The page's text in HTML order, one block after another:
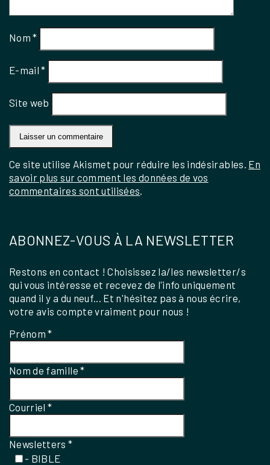
Nom*
E-mail*
Site web
Ce site utilise Akismet pour réduire les indésirables. En
savoir plus sur comment les données de vos
commentaires sont utilisées.
ABONNEZ-VOUS À LA NEWSLETTER
Restons en contact ! Choisissez la/les newsletter/s
qui vous intéresse et recevez de l'info uniquement
quand il y a du neuf... Et n'hésitez pas à nous écrire,
votre avis compte vraiment pour nous !
Prénom*
Nom de famille*
Courriel*
Newsletters*
- BIBLE